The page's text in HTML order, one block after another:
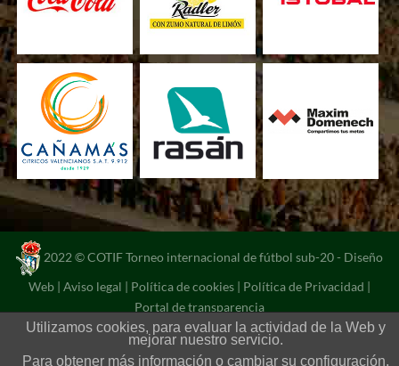
2022 © COTIF Torneo internacional de fútbol sub-20 - Diseño
Web | Aviso legal | Política de cookies | Política de Privacidad |
Portal de transparencia
Utilizamos cookies, para evaluar la actividad de la Web y
mejorar nuestro servicio.
Para obtener más información o cambiar su configuración,